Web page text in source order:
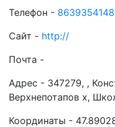
Телефон -
Сайт - http://
Почта -
Адрес - 347279, ,
Верхнепотапов х,
Координаты -